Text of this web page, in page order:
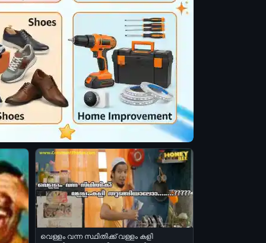
വെള്ളം വന്ന സ്ഥിതിക്ക് വള്ളം കളി